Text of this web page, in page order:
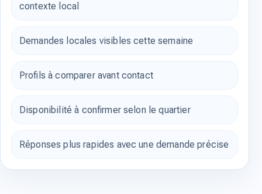
contexte local
Demandes locales visibles cette semaine
Profils à comparer avant contact
Disponibilité à confirmer selon le quartier
Réponses plus rapides avec une demande précise